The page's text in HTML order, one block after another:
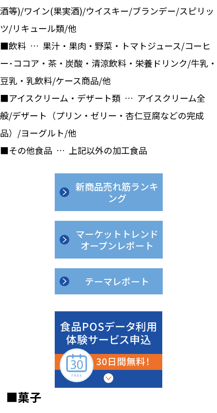
酒等)/ワイン(果実酒)/ウイスキー/ブランデー/スピリッ
ツ/リキュール類/他
■飲料 … 果汁・果肉・野菜・トマトジュース/コーヒ
ー･ココア・茶・炭酸・清涼飲料・栄養ドリンク/牛乳・
豆乳・乳飲料/ケース商品/他
■アイスクリーム・デザート類 … アイスクリーム全
般/デザート（プリン・ゼリー・杏仁豆腐などの完成
品）/ヨーグルト/他
■その他食品 … 上記以外の加工食品
新商品売れ筋ランキ
ング
マーケットトレンド
オープンレポート
テーマレポート
■菓子